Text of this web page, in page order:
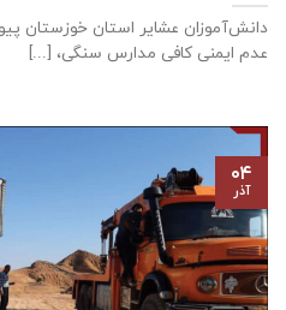
دانش‌آموزان عشایر استان خوزستان
عدم ایمنی کافی مدارس سنگی، [...]
۰۴
آذر